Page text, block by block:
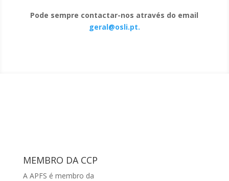
Pode sempre contactar-nos através do email
geral@osli.pt.
MEMBRO DA CCP
A APFS é membro da